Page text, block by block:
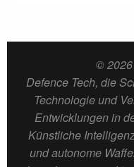
© 2026
Defence Tech, die
Technologie und
Entwicklungen in
Künstliche
und autonome